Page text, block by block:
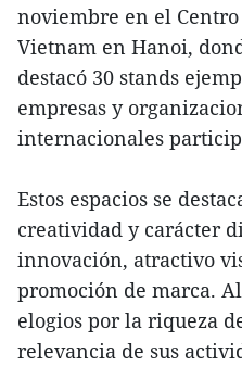
noviembre en el
Vietnam en Hanoi,
destacó 30 stands
empresas y
internacionales
Estos espacios se
creatividad y carácter
innovación, atractivo
promoción de marca.
elogios por la riqueza
relevancia de sus